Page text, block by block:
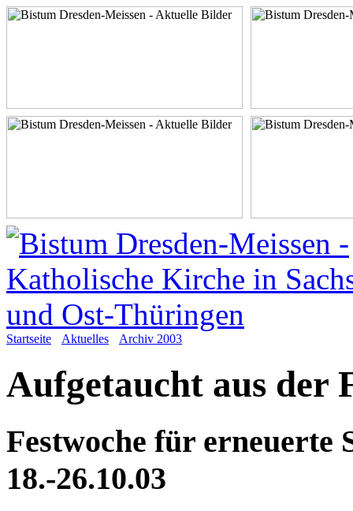
Startseite Aktuelles Archiv 2003
Aufgetaucht aus der
Festwoche für erneuerte
18.-26.10.03